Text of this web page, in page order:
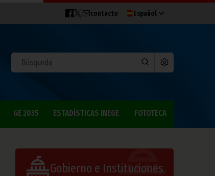
contacto Español
GE 2035 ESTADÍSTICAS INEGE FOTOTECA
Gobierno e Instituciones